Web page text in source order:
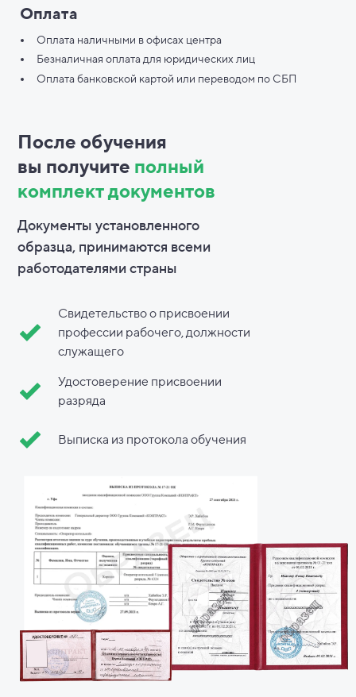
Оплата
Оплата наличными в офисах центра
Безналичная оплата для юридических лиц
Оплата банковской картой или переводом по СБП
После обучения
вы получите полный
комплект документов
Документы установленного
образца, принимаются всеми
работодателями страны
Свидетельство о присвоении
профессии рабочего, должности
служащего
Удостоверение присвоении
разряда
Выписка из протокола обучения